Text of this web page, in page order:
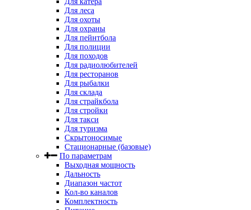
Для леса
Для охоты
Для охраны
Для пейнтбола
Для полиции
Для походов
Для радиолюбителей
Для ресторанов
Для рыбалки
Для склада
Для страйкбола
Для стройки
Для такси
Для туризма
Скрытоносимые
Стационарные (базовые)
По параметрам
Выходная мощность
Дальность
Диапазон частот
Кол-во каналов
Комплектность